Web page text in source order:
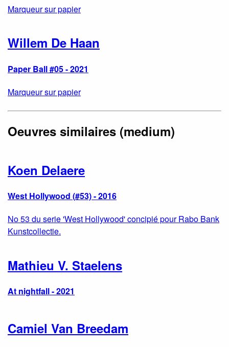
Marqueur sur papier
Willem De Haan
Paper Ball #05 - 2021
Marqueur sur papier
Oeuvres similaires (medium)
Koen Delaere
West Hollywood (#53) - 2016
No 53 du serie 'West Hollywood' concipié pour Rabo Bank
Kunstcollectie.
Mathieu V. Staelens
At nightfall - 2021
Camiel Van Breedam